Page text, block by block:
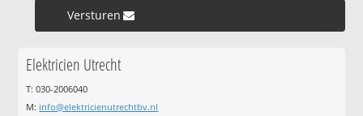
Versturen »
Elektricien Utrecht
T: 030-2006040
M: info@elektricienutrechtbv.nl